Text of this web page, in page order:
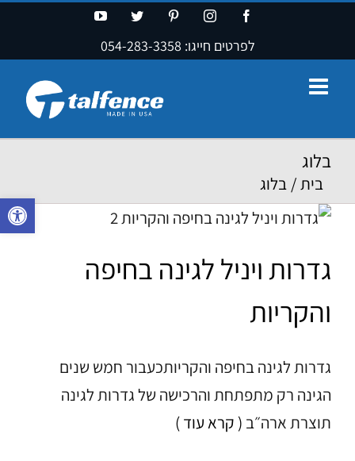
פתח
Facebook
Instagram
Pinterest
Twitter
YouTube
לפרטים חייגו: 054-283-3358
בלוג
בית/ בלוג
גדרות ויניל לגינה בחיפה
והקריות
גדרות לגינה בחיפה והקריותכעבור חמש שנים
הגינה רק מתפתחת והרכישה של גדרות לגינה
תוצרת ארה״ב ( קרא עוד )